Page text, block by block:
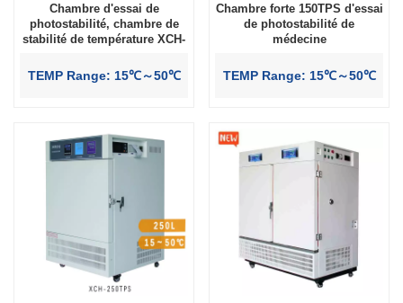
Chambre d'essai de
photostabilité, chambre de
stabilité de température XCH-
TEMP Range: 15℃～50℃
Chambre forte 150TPS d'essai
de photostabilité de
médecine
TEMP Range: 15℃～50℃